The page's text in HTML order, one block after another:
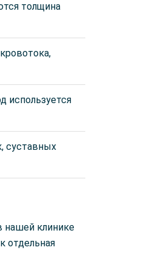
толщина
используется
суставных
нашей клинике
отдельная